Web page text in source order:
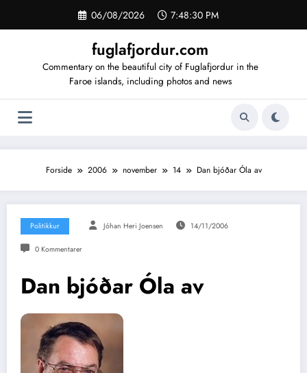
indhold
06/08/2026 7:48:30 PM
fuglafjordur.com
Commentary on the beautiful city of Fuglafjordur in the
Faroe islands, including photos and news
Forside 2006 november 14 Dan bjóðar Óla av
Politikkur Jóhan Heri Joensen 14/11/2006
0 Kommentarer
Dan bjóðar Óla av